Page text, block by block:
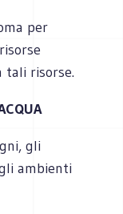
per
tali risorse.
gli
ambienti